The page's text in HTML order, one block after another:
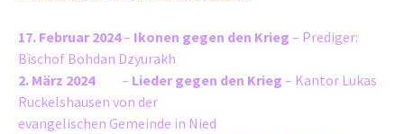
17. Februar 2024– Ikonen gegen den Krieg – Prediger:
Bischof Bohdan Dzyurakh
2. März 2024– Lieder gegen den Krieg – Kantor Lukas
Ruckelshausen von der
evangelischen Gemeinde in Nied